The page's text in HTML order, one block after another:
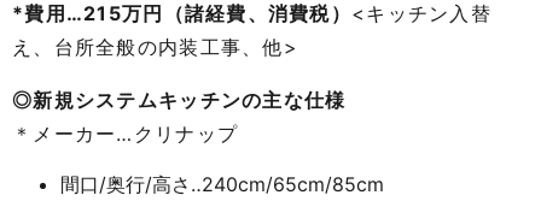
*費用…215万円（諸経費、消費税） <キッチン入替
え、台所全般の内装工事、他>
◎新規システムキッチンの主な仕様
＊メーカー…クリナップ
間口/奥行/高さ‥240cm/65cm/85cm